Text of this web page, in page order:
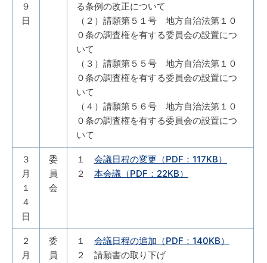
９
日
る条例の改正について
（２）請願第５１号 地方自治法第１０
０条の調査権を有する委員会の設置につ
いて
（３）請願第５５号 地方自治法第１０
０条の調査権を有する委員会の設置につ
いて
（４）請願第５６号 地方自治法第１０
０条の調査権を有する委員会の設置につ
いて
３
月
１
４
日
委
員
会
１ 会議日程の変更（PDF：117KB）
２ 本会議（PDF：22KB）
２
月
委
員
１ 会議日程の追加（PDF：140KB）
２ 請願書の取り下げ